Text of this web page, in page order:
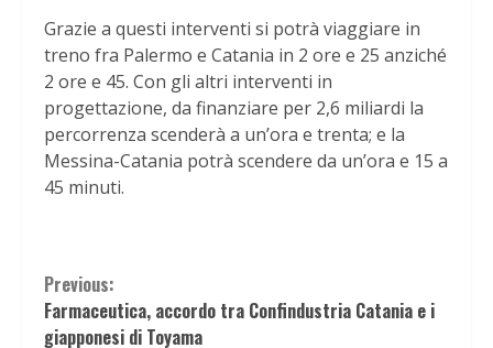
Grazie a questi interventi si potrà viaggiare in
treno fra Palermo e Catania in 2 ore e 25 anziché
2 ore e 45. Con gli altri interventi in
progettazione, da finanziare per 2,6 miliardi la
percorrenza scenderà a un’ora e trenta; e la
Messina-Catania potrà scendere da un’ora e 15 a
45 minuti.
Continue
Reading
Previous:
Farmaceutica, accordo tra Confindustria Catania e i
giapponesi di Toyama